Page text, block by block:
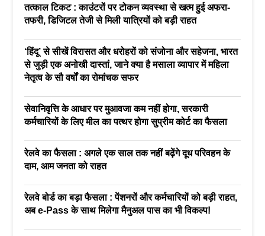
तत्काल टिकट : काउंटरों पर टोकन व्यवस्था से खत्म हुई अफरा-
तफरी, डिजिटल तेजी से मिली यात्रियों को बड़ी राहत
‘हिंदू’ से सीखें विरासत और धरोहरों को संजोना और सहेजना, भारत
से जुड़ी एक अनोखी दास्तां, जाने क्या है मसाला व्यापार में महिला
नेतृत्व के सौ वर्षों का रोमांचक सफर
सेवानिवृत्ति के आधार पर मुआवजा कम नहीं होगा, सरकारी
कर्मचारियों के लिए मील का पत्थर होगा सुप्रीम कोर्ट का फैसला
रेलवे का फैसला : अगले एक साल तक नहीं बढ़ेंगे दूध परिवहन के
दाम, आम जनता को राहत
रेलवे बोर्ड का बड़ा फैसला : पेंशनरों और कर्मचारियों को बड़ी राहत,
अब e-Pass के साथ मिलेगा मैनुअल पास का भी विकल्प!